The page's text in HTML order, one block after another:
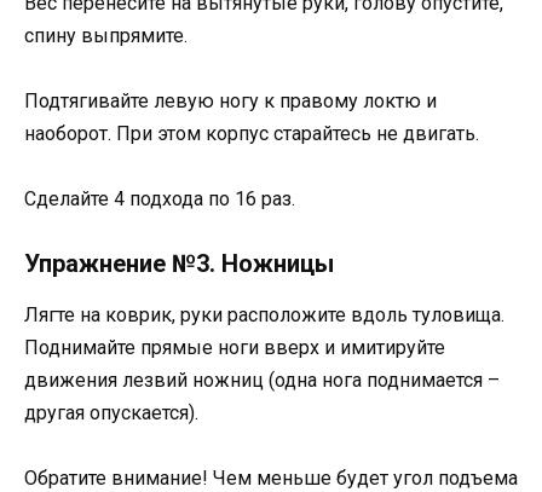
спину выпрямите.
Подтягивайте левую ногу к правому локтю и
наоборот. При этом корпус старайтесь не двигать.
Сделайте 4 подхода по 16 раз.
Упражнение №3. Ножницы
Лягте на коврик, руки расположите вдоль туловища.
Поднимайте прямые ноги вверх и имитируйте
движения лезвий ножниц (одна нога поднимается –
другая опускается).
Обратите внимание! Чем меньше будет угол подъема